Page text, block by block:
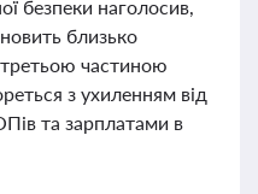
безпеки наголосив,
близько
частиною
з ухиленням від
та зарплатами в